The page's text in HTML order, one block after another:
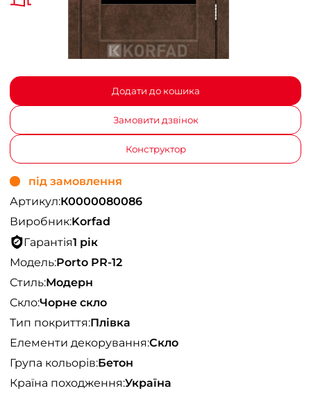
Додати до кошика
Замовити дзвінок
Конструктор
під замовлення
Артикул:К0000080086
Виробник:Korfad
Гарантія1 рік
Модель:Porto PR-12
Стиль:Модерн
Скло:Чорне скло
Тип покриття:Плівка
Елементи декорування:Скло
Група кольорів:Бетон
Країна походження:Україна